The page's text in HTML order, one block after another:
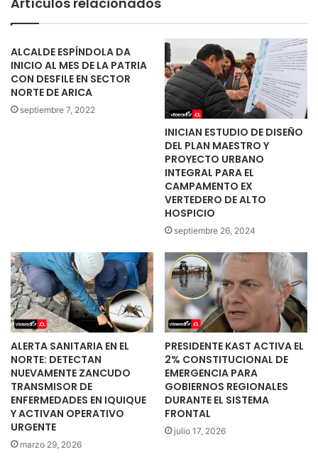
ALCALDE ESPÍNDOLA DA
INICIO AL MES DE LA PATRIA
CON DESFILE EN SECTOR
NORTE DE ARICA
septiembre 7, 2022
INICIAN ESTUDIO DE DISEÑO
DEL PLAN MAESTRO Y
PROYECTO URBANO
INTEGRAL PARA EL
CAMPAMENTO EX
VERTEDERO DE ALTO
HOSPICIO
septiembre 26, 2024
ALERTA SANITARIA EN EL
NORTE: DETECTAN
NUEVAMENTE ZANCUDO
TRANSMISOR DE
ENFERMEDADES EN IQUIQUE
Y ACTIVAN OPERATIVO
URGENTE
marzo 29, 2026
PRESIDENTE KAST ACTIVA EL
2% CONSTITUCIONAL DE
EMERGENCIA PARA
GOBIERNOS REGIONALES
DURANTE EL SISTEMA
FRONTAL
julio 17, 2026